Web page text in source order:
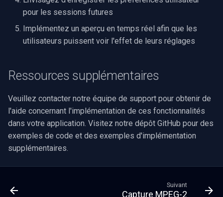
pour les sessions futures
Implémentez un aperçu en temps réel afin que les
utilisateurs puissent voir l'effet de leurs réglages
Ressources supplémentaires
Veuillez contacter notre équipe de support pour obtenir de
l'aide concernant l'implémentation de ces fonctionnalités
dans votre application. Visitez notre dépôt GitHub pour des
exemples de code et des exemples d'implémentation
supplémentaires.
Suivant
Capture MPEG-2